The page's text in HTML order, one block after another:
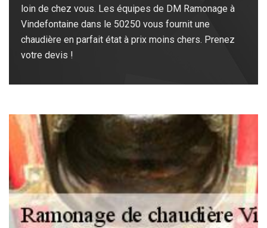
loin de chez vous. Les équipes de DM Ramonage à
Vindefontaine dans le 50250 vous fournit une
chaudière en parfait état à prix moins chers. Prenez
votre devis !